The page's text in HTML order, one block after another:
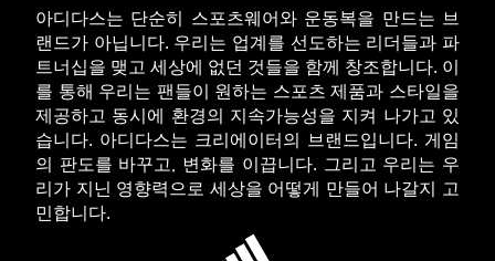
아디다스는 단순히 스포츠웨어와 운동복을 만드는 브
랜드가 아닙니다. 우리는 업계를 선도하는 리더들과 파
트너십을 맺고 세상에 없던 것들을 함께 창조합니다. 이
를 통해 우리는 팬들이 원하는 스포츠 제품과 스타일을
제공하고 동시에 환경의 지속가능성을 지켜 나가고 있
습니다. 아디다스는 크리에이터의 브랜드입니다. 게임
의 판도를 바꾸고, 변화를 이끕니다. 그리고 우리는 우
리가 지닌 영향력으로 세상을 어떻게 만들어 나갈지 고
민합니다.